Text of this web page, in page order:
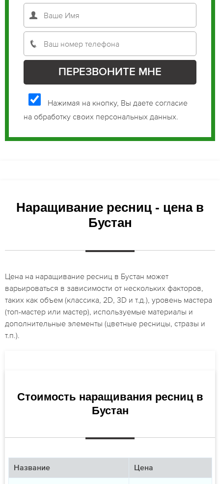
Нажимая на кнопку, Вы даете согласие
на обработку своих персональных данных.
Наращивание ресниц - цена в
Бустан
Цена на наращивание ресниц в Бустан может
варьироваться в зависимости от нескольких факторов,
таких как объем (классика, 2D, 3D и т.д.), уровень мастера
(топ-мастер или мастер), используемые материалы и
дополнительные элементы (цветные ресницы, стразы и
т.п.).
Стоимость наращивания ресниц в
Бустан
Название Цена